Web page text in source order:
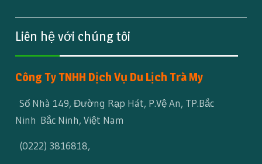
Liên hệ với chúng tôi
Công Ty TNHH Dịch Vụ Du Lịch Trà My
Số Nhà 149, Đường Rạp Hát, P.Vệ An, TP.Bắc
Ninh Bắc Ninh, Việt Nam
(0222) 3816818,